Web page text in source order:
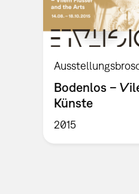
Bodenlos –
Künste
2015